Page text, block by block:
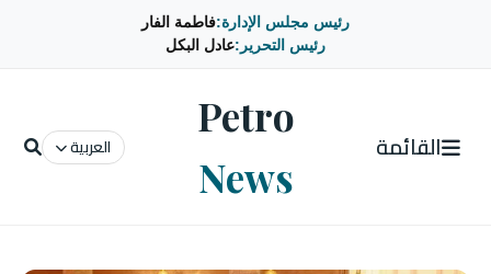
رئيس مجلس الإدارة:فاطمة الفار
رئيس التحرير:عادل البكل
القائمة
Petro
News
العربية